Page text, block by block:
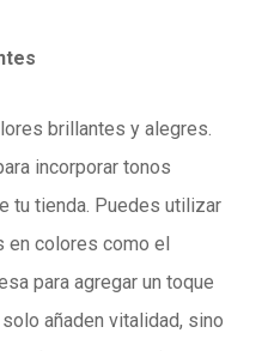
brillantes y alegres.
incorporar tonos
tu tienda. Puedes utilizar
en colores como el
para agregar un toque
añaden vitalidad, sino